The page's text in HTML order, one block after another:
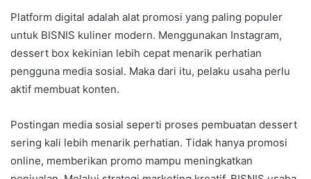
Platform digital adalah alat promosi yang paling populer
untuk BISNIS kuliner modern. Menggunakan Instagram,
dessert box kekinian lebih cepat menarik perhatian
pengguna media sosial. Maka dari itu, pelaku usaha perlu
aktif membuat konten.
Postingan media sosial seperti proses pembuatan dessert
sering kali lebih menarik perhatian. Tidak hanya promosi
online, memberikan promo mampu meningkatkan